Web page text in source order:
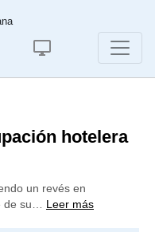
hotelera
un revés en
de su… Leer más